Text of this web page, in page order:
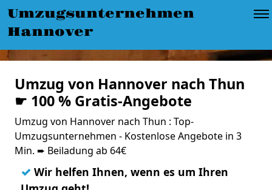
Umzugsunternehmen
Hannover
Umzug von Hannover nach Thun
☛ 100 % Gratis-Angebote
Umzug von Hannover nach Thun : Top-
Umzugsunternehmen - Kostenlose Angebote in 3
Min. ➨ Beiladung ab 64€
✓ Wir helfen Ihnen, wenn es um Ihren